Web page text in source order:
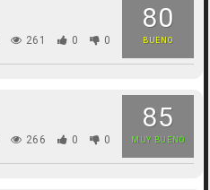
80
BUENO
261 0 0
85
MUY BUENO
266 0 0